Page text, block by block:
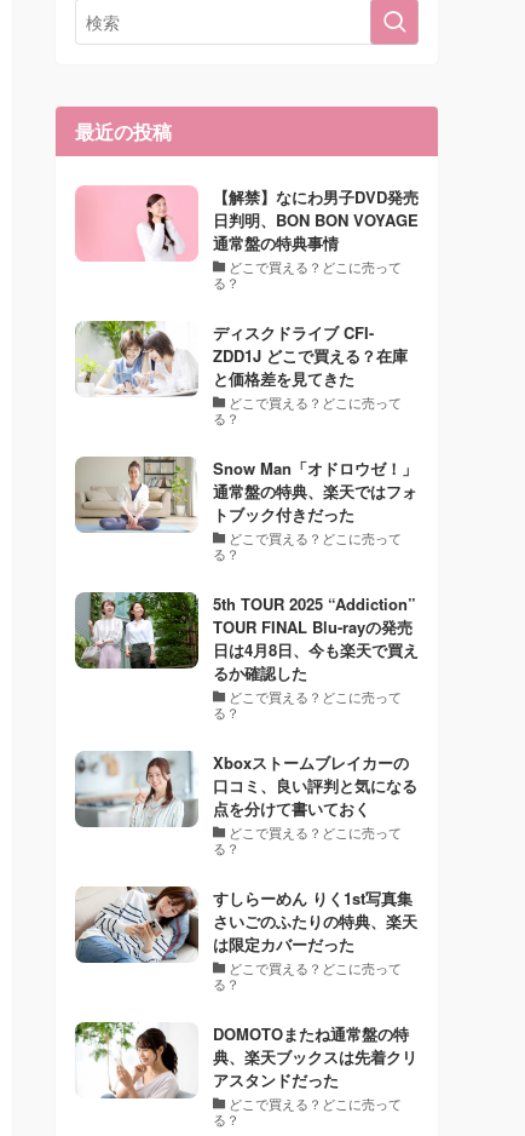
最近の投稿
【解禁】なにわ男子DVD発売
日判明、BON BON VOYAGE
通常盤の特典事情
どこで買える？どこに売って
る？
ディスクドライブ CFI-
ZDD1J どこで買える？在庫
と価格差を見てきた
どこで買える？どこに売って
る？
Snow Man「オドロウゼ！」
通常盤の特典、楽天ではフォ
トブック付きだった
どこで買える？どこに売って
る？
5th TOUR 2025 “Addiction”
TOUR FINAL Blu-rayの発売
日は4月8日、今も楽天で買え
るか確認した
どこで買える？どこに売って
る？
Xboxストームブレイカーの
口コミ、良い評判と気になる
点を分けて書いておく
どこで買える？どこに売って
る？
すしらーめん りく1st写真集
さいごのふたりの特典、楽天
は限定カバーだった
どこで買える？どこに売って
る？
DOMOTOまたね通常盤の特
典、楽天ブックスは先着クリ
アスタンドだった
どこで買える？どこに売って
る？